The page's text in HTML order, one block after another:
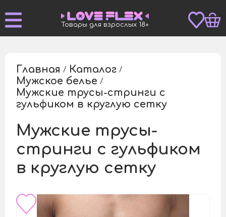
Товары для взрослых 18+
Главная / Каталог /
Мужское белье /
Мужские трусы-стринги с
гульфиком в круглую сетку
Мужские трусы-
стринги с гульфиком
в круглую сетку